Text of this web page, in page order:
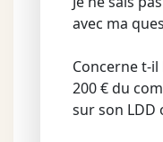
avec ma
Concerne t-
200 € du
sur son LDD